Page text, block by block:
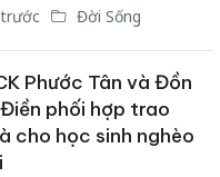
Đời Sống
Phước Tân và Đồn
Điền phối hợp trao
cho học sinh nghèo